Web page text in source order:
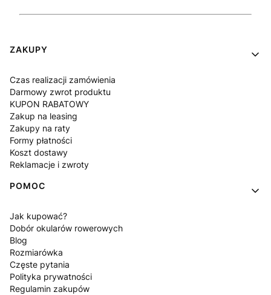
Linki w stopce
ZAKUPY
Czas realizacji zamówienia
Darmowy zwrot produktu
KUPON RABATOWY
Zakup na leasing
Zakupy na raty
Formy płatności
Koszt dostawy
Reklamacje i zwroty
POMOC
Jak kupować?
Dobór okularów rowerowych
Blog
Rozmiarówka
Częste pytania
Polityka prywatności
Regulamin zakupów